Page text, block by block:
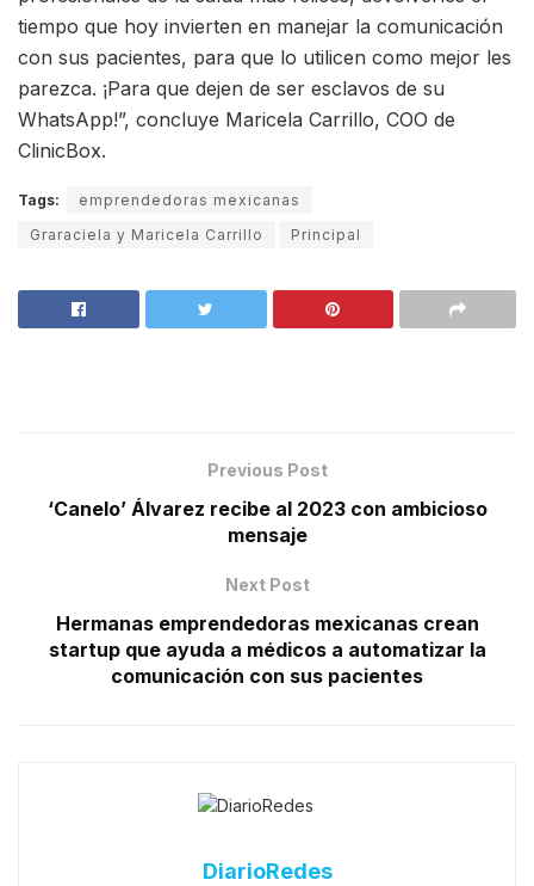
tiempo que hoy invierten en manejar la comunicación
con sus pacientes, para que lo utilicen como mejor les
parezca. ¡Para que dejen de ser esclavos de su
WhatsApp!”, concluye Maricela Carrillo, COO de
ClinicBox.
Tags:
emprendedoras mexicanas
Graraciela y Maricela Carrillo
Principal
Previous Post
‘Canelo’ Álvarez recibe al 2023 con ambicioso
mensaje
Next Post
Hermanas emprendedoras mexicanas crean
startup que ayuda a médicos a automatizar la
comunicación con sus pacientes
DiarioRedes